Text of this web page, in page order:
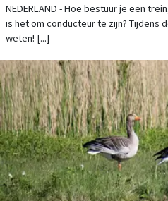
NEDERLAND - Hoe bestuur je een
is het om conducteur te zijn? Tijdens
weten! [...]